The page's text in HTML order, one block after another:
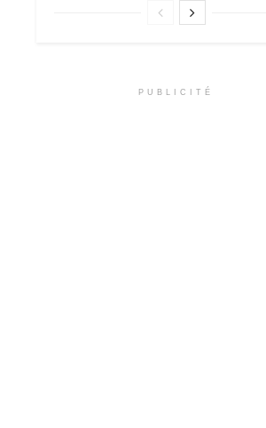
PUBLICITÉ